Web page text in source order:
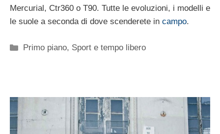
Mercurial, Ctr360 o T90. Tutte le evoluzioni, i modelli e
le suole a seconda di dove scenderete in campo.
Categorie
Primo piano, Sport e tempo libero